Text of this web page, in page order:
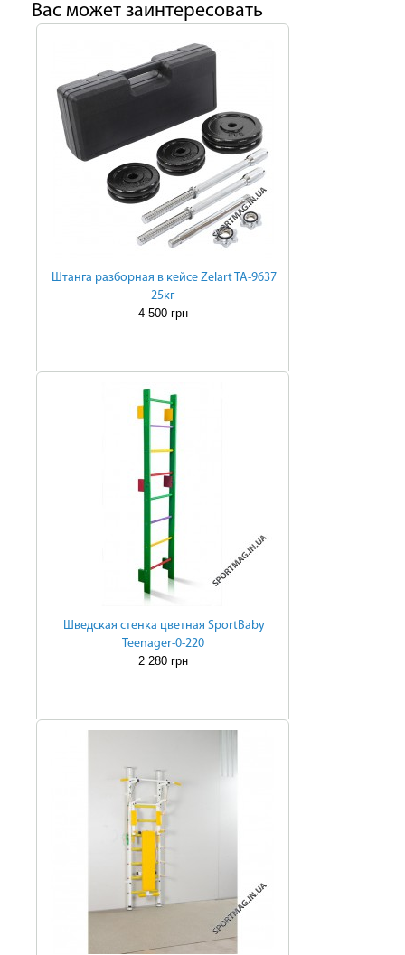
Ваc может заинтересовать
Штанга разборная в кейсе Zelart TA-9637
25кг
4 500 грн
Шведская стенка цветная SportBaby
Teenager-0-220
2 280 грн